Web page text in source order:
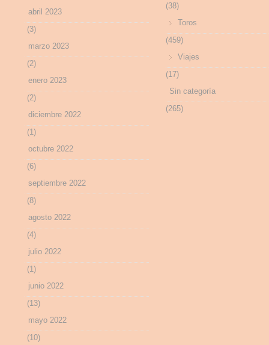
abril 2023
(3)
marzo 2023
(2)
enero 2023
(2)
diciembre 2022
(1)
octubre 2022
(6)
septiembre 2022
(8)
agosto 2022
(4)
julio 2022
(1)
junio 2022
(13)
mayo 2022
(10)
(38)
Toros
(459)
Viajes
(17)
Sin categoría
(265)